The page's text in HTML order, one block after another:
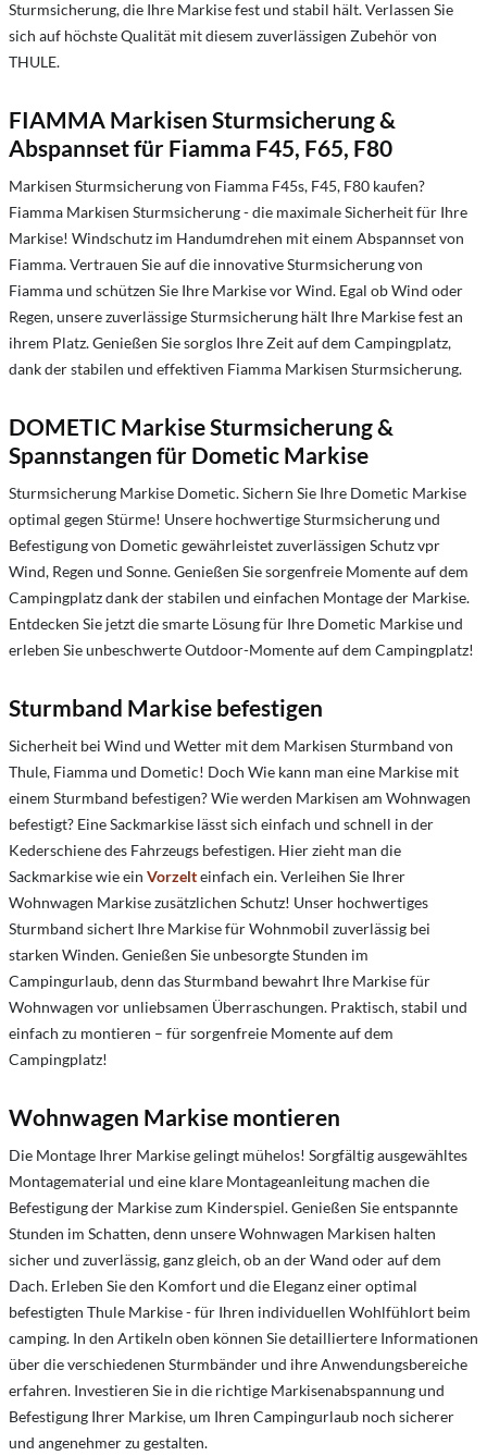
Sturmsicherung, die Ihre Markise fest und stabil hält. Verlassen Sie
sich auf höchste Qualität mit diesem zuverlässigen Zubehör von
THULE.
FIAMMA Markisen Sturmsicherung &
Abspannset für Fiamma F45, F65, F80
Markisen Sturmsicherung von Fiamma F45s, F45, F80 kaufen?
Fiamma Markisen Sturmsicherung - die maximale Sicherheit für Ihre
Markise! Windschutz im Handumdrehen mit einem Abspannset von
Fiamma. Vertrauen Sie auf die innovative Sturmsicherung von
Fiamma und schützen Sie Ihre Markise vor Wind. Egal ob Wind oder
Regen, unsere zuverlässige Sturmsicherung hält Ihre Markise fest an
ihrem Platz. Genießen Sie sorglos Ihre Zeit auf dem Campingplatz,
dank der stabilen und effektiven Fiamma Markisen Sturmsicherung.
DOMETIC Markise Sturmsicherung &
Spannstangen für Dometic Markise
Sturmsicherung Markise Dometic. Sichern Sie Ihre Dometic Markise
optimal gegen Stürme! Unsere hochwertige Sturmsicherung und
Befestigung von Dometic gewährleistet zuverlässigen Schutz vpr
Wind, Regen und Sonne. Genießen Sie sorgenfreie Momente auf dem
Campingplatz dank der stabilen und einfachen Montage der Markise.
Entdecken Sie jetzt die smarte Lösung für Ihre Dometic Markise und
erleben Sie unbeschwerte Outdoor-Momente auf dem Campingplatz!
Sturmband Markise befestigen
Sicherheit bei Wind und Wetter mit dem Markisen Sturmband von
Thule, Fiamma und Dometic! Doch Wie kann man eine Markise mit
einem Sturmband befestigen?Wie werden Markisen am Wohnwagen
befestigt? Eine Sackmarkise lässt sich einfach und schnell in der
Kederschiene des Fahrzeugs befestigen. Hier zieht man die
Sackmarkise wie ein Vorzelteinfach ein.Verleihen Sie Ihrer
Wohnwagen Markise zusätzlichen Schutz! Unser hochwertiges
Sturmband sichert Ihre Markise für Wohnmobil zuverlässig bei
starken Winden. Genießen Sie unbesorgte Stunden im
Campingurlaub, denn das Sturmband bewahrt Ihre Markise für
Wohnwagen vor unliebsamen Überraschungen. Praktisch, stabil und
einfach zu montieren – für sorgenfreie Momente auf dem
Campingplatz!
Wohnwagen Markise montieren
Die Montage Ihrer Markise gelingt mühelos! Sorgfältig ausgewähltes
Montagematerial und eine klare Montageanleitung machen die
Befestigung der Markise zum Kinderspiel. Genießen Sie entspannte
Stunden im Schatten, denn unsere Wohnwagen Markisen halten
sicher und zuverlässig, ganz gleich, ob an der Wand oder auf dem
Dach. Erleben Sie den Komfort und die Eleganz einer optimal
befestigten Thule Markise - für Ihren individuellen Wohlfühlort beim
camping. In den Artikeln oben können Sie detailliertere Informationen
über die verschiedenen Sturmbänder und ihre Anwendungsbereiche
erfahren. Investieren Sie in die richtige Markisenabspannung und
Befestigung Ihrer Markise, um Ihren Campingurlaub noch sicherer
und angenehmer zu gestalten.